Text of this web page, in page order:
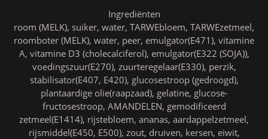
Ingrediënten
room (MELK), suiker, water, TARWEbloem, TARWEzetmeel,
roomboter (MELK), water, peer, emulgator(E471), vitamine
A, vitamine D3 (cholecalciferol), emulgator(E322 (SOJA)),
voedingszuur(E270), zuurteregelaar(E330), perzik,
stabilisator(E407, E420), glucosestroop (gedroogd),
plantaardige olie(raapzaad), gelatine, glucose-
fructosestroop, AMANDELEN, gemodificeerd
zetmeel(E1414), rijstebloem, ananas, aardappelzetmeel,
rijsmiddel(E450, E500), zout, druiven, kersen, eiwit,